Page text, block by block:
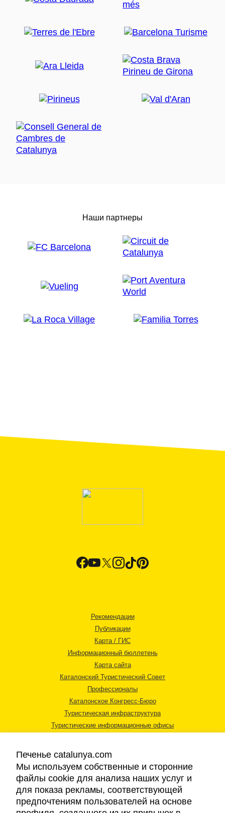
Наши партнеры
Рекомендации
Публикации
Карта / ГИС
Информационный бюллетень
Карта сайта
Каталонский Туристический Совет
Профессионалы
Каталонское Конгресс-Бюро
Туристическая инфраструктура
Туристические информационные офисы
Правовая информация
Печенье catalunya.com
Мы используем собственные и сторонние
файлы cookie для анализа наших услуг и
для показа рекламы, соответствующей
предпочтениям пользователей на основе